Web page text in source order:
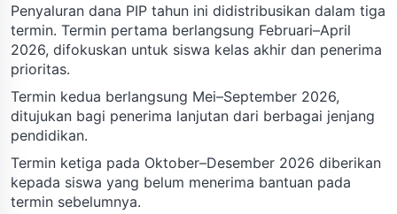
Penyaluran dana PIP tahun ini didistribusikan dalam tiga
termin. Termin pertama berlangsung Februari–April
2026, difokuskan untuk siswa kelas akhir dan penerima
prioritas.
Termin kedua berlangsung Mei–September 2026,
ditujukan bagi penerima lanjutan dari berbagai jenjang
pendidikan.
Termin ketiga pada Oktober–Desember 2026 diberikan
kepada siswa yang belum menerima bantuan pada
termin sebelumnya.